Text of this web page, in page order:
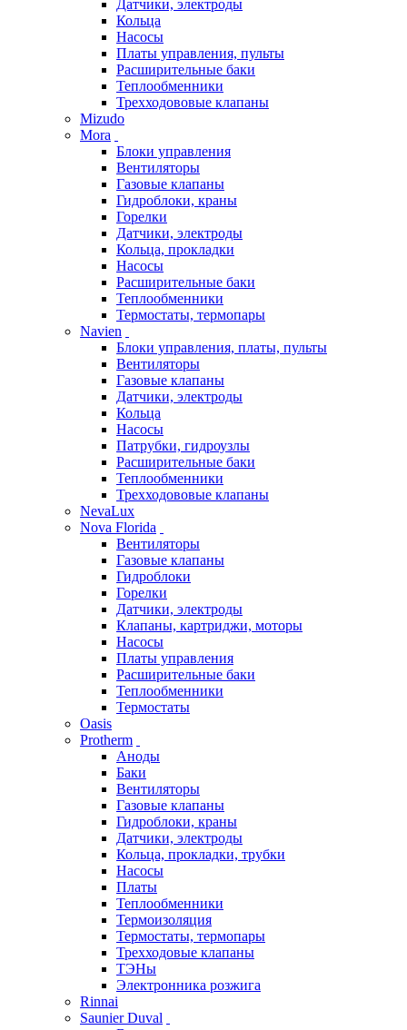
Датчики, электроды
Кольца
Насосы
Платы управления, пульты
Расширительные баки
Теплообменники
Трехходововые клапаны
Mizudo
Mora
Блоки управления
Вентиляторы
Газовые клапаны
Гидроблоки, краны
Горелки
Датчики, электроды
Кольца, прокладки
Насосы
Расширительные баки
Теплообменники
Термостаты, термопары
Navien
Блоки управления, платы, пульты
Вентиляторы
Газовые клапаны
Датчики, электроды
Кольца
Насосы
Патрубки, гидроузлы
Расширительные баки
Теплообменники
Трехходововые клапаны
NevaLux
Nova Florida
Вентиляторы
Газовые клапаны
Гидроблоки
Горелки
Датчики, электроды
Клапаны, картриджи, моторы
Насосы
Платы управления
Расширительные баки
Теплообменники
Термостаты
Oasis
Protherm
Аноды
Баки
Вентиляторы
Газовые клапаны
Гидроблоки, краны
Датчики, электроды
Кольца, прокладки, трубки
Насосы
Платы
Теплообменники
Термоизоляция
Термостаты, термопары
Трехходовые клапаны
ТЭНы
Электронника розжига
Rinnai
Saunier Duval